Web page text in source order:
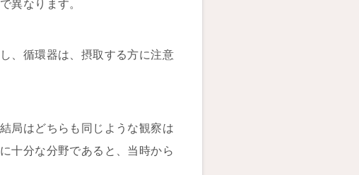
異なります。
、循環器は、摂取する方に注意
局はどちらも同じような観察は
十分な分野であると、当時から